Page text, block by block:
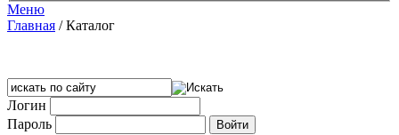
Меню
Главная /Каталог
Логин
Пароль